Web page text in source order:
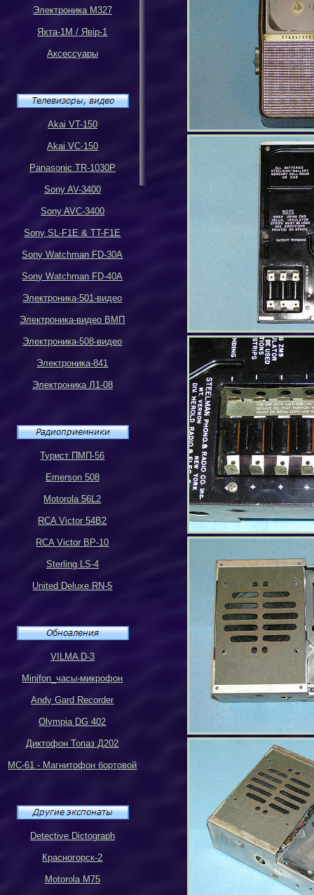
Электроника М327
Яхта-1М/ Явiр-1
Аксессуары
Akai VT-150
Akai VC-150
Panasonic TR-1030P
Sony AV-3400
Sony AVC-3400
Sony SL-F1E & TT-F1E
Sony Watchman FD-30A
Sony Watchman FD-40A
Электроника-501-видео
Электроника-видео ВМП
Электроника-508-видео
Электроника-841
Электроника Л1-08
Турист ПМП-56
Emerson 508
Motorola 56L2
RCA Victor 54B2
RCA Victor BP-10
Sterling LS-4
United Deluxe RN-5
VILMA D-3
Minifon_часы-микрофон
Andy Gard Recorder
Olympia DG 402
Диктофон Топаз Д202
МС-61 - Магнитофон бортовой
Detective Dictograph
Красногорск-2
Motorola M75